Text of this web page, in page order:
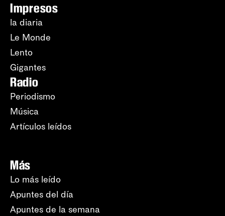
Impresos
la diaria
Le Monde
Lento
Gigantes
Radio
Periodismo
Música
Artículos leídos
Más
Lo más leído
Apuntes del día
Apuntes de la semana